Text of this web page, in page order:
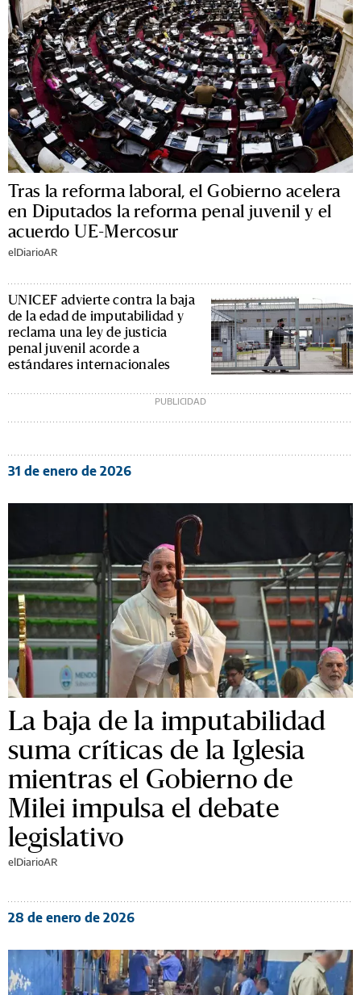
Tras la reforma laboral, el Gobierno acelera
en Diputados la reforma penal juvenil y el
acuerdo UE-Mercosur
elDiarioAR
UNICEF advierte contra la baja
de la edad de imputabilidad y
reclama una ley de justicia
penal juvenil acorde a
estándares internacionales
31 de enero de 2026
La baja de la imputabilidad
suma críticas de la Iglesia
mientras el Gobierno de
Milei impulsa el debate
legislativo
elDiarioAR
28 de enero de 2026